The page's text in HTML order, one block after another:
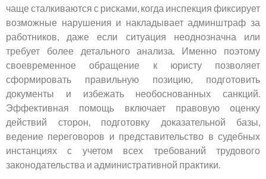
чаще сталкиваются с рисками, когда инспекция фиксирует
возможные нарушения и накладывает админштраф за
работников, даже если ситуация неоднозначна или
требует более детального анализа. Именно поэтому
своевременное обращение к юристу позволяет
сформировать правильную позицию, подготовить
документы и избежать необоснованных санкций.
Эффективная помощь включает правовую оценку
действий сторон, подготовку доказательной базы,
ведение переговоров и представительство в судебных
инстанциях с учетом всех требований трудового
законодательства и административной практики.